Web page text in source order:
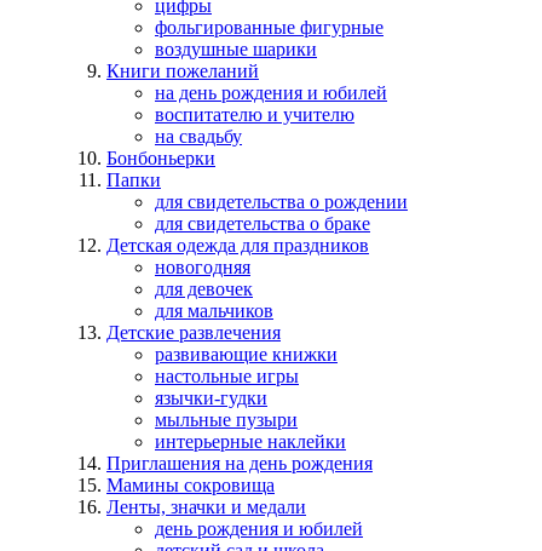
цифры
фольгированные фигурные
воздушные шарики
Книги пожеланий
на день рождения и юбилей
воспитателю и учителю
на свадьбу
Бонбоньерки
Папки
для свидетельства о рождении
для свидетельства о браке
Детская одежда для праздников
новогодняя
для девочек
для мальчиков
Детские развлечения
развивающие книжки
настольные игры
язычки-гудки
мыльные пузыри
интерьерные наклейки
Приглашения на день рождения
Мамины сокровища
Ленты, значки и медали
день рождения и юбилей